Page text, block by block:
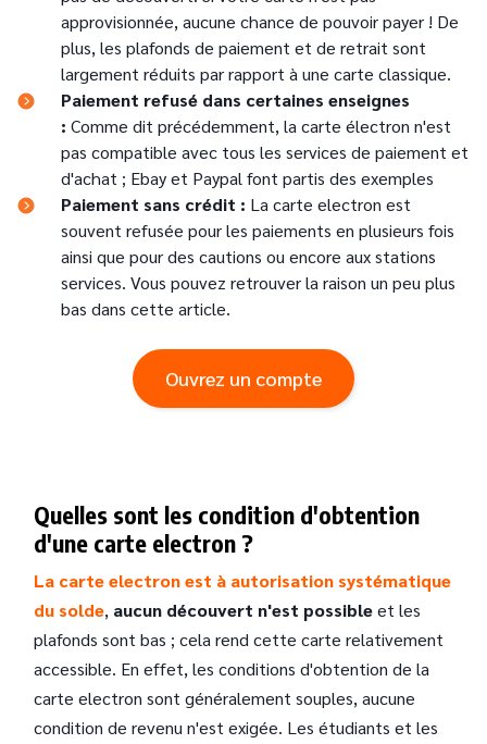
approvisionnée, aucune chance de pouvoir payer ! De
plus, les plafonds de paiement et de retrait sont
largement réduits par rapport à une carte classique.
Paiement refusé dans certaines enseignes
: Comme dit précédemment, la carte électron n'est
pas compatible avec tous les services de paiement et
d'achat ; Ebay et Paypal font partis des exemples
Paiement sans crédit : La carte electron est
souvent refusée pour les paiements en plusieurs fois
ainsi que pour des cautions ou encore aux stations
services. Vous pouvez retrouver la raison un peu plus
bas dans cette article.
Ouvrez un compte
Quelles sont les condition d'obtention
d'une carte electron ?
La carte electron est à autorisation systématique
du solde, aucun découvert n'est possibleet les
plafonds sont bas ; cela rend cette carte relativement
accessible. En effet, les conditions d'obtention de la
carte electron sont généralement souples, aucune
condition de revenu n'est exigée. Les étudiants et les